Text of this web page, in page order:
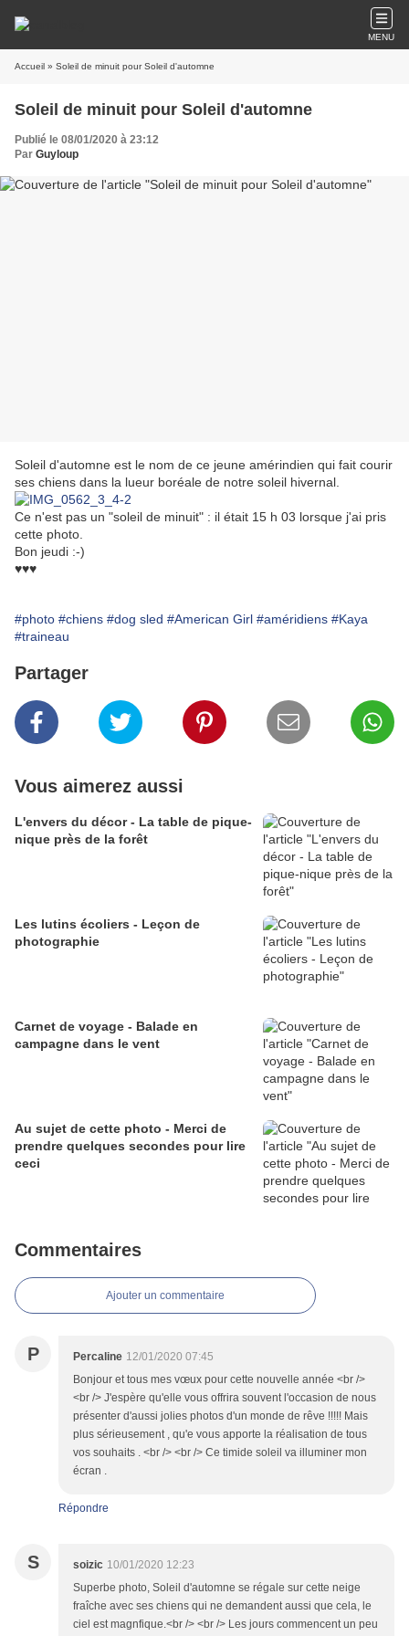
MENU
Accueil » Soleil de minuit pour Soleil d'automne
Soleil de minuit pour Soleil d'automne
Publié le 08/01/2020 à 23:12
Par Guyloup
Soleil d'automne est le nom de ce jeune amérindien qui fait courir
ses chiens dans la lueur boréale de notre soleil hivernal.
Ce n'est pas un "soleil de minuit" : il était 15 h 03 lorsque j'ai pris
cette photo.
Bon jeudi :-)
♥♥♥
#photo #chiens #dog sled #American Girl #améridiens #Kaya
#traineau
Partager
Vous aimerez aussi
L'envers du décor - La table de pique-
nique près de la forêt
Les lutins écoliers - Leçon de
photographie
Carnet de voyage - Balade en
campagne dans le vent
Au sujet de cette photo - Merci de
prendre quelques secondes pour lire
ceci
Commentaires
Ajouter un commentaire
P Percaline 12/01/2020 07:45
Bonjour et tous mes vœux pour cette nouvelle année <br />
<br /> J'espère qu'elle vous offrira souvent l'occasion de nous
présenter d'aussi jolies photos d'un monde de rêve !!!!! Mais
plus sérieusement , qu'e vous apporte la réalisation de tous
vos souhaits . <br /> <br /> Ce timide soleil va illuminer mon
écran .
Répondre
S soizic 10/01/2020 12:23
Superbe photo, Soleil d'automne se régale sur cette neige
fraîche avec ses chiens qui ne demandent aussi que cela, le
ciel est magnfique.<br /> <br /> Les jours commencent un peu